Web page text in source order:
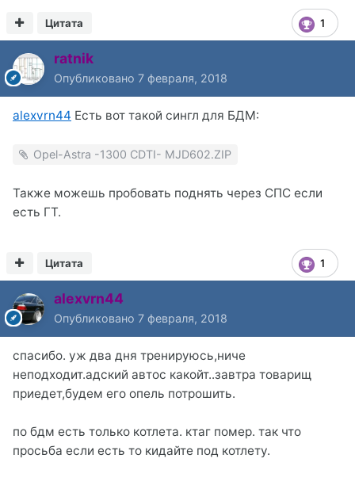
1
Цитата
ratnik
Опубликовано 7 февраля, 2018
alexvrn44 Есть вот такой сингл для БДМ:
Opel-Astra -1300 CDTI- MJD602.ZIP
Также можешь пробовать поднять через СПС если
есть ГТ.
1
Цитата
alexvrn44
Опубликовано 7 февраля, 2018
спасибо. уж два дня тренируюсь,ниче
неподходит.адский автос какойт..завтра товарищ
приедет,будем его опель потрошить.
по бдм есть только котлета. ктаг помер. так что
просьба если есть то кидайте под котлету.